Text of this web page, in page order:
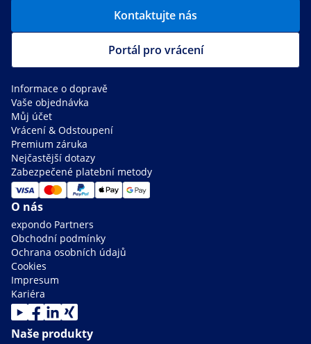
Kontaktujte nás
Portál pro vrácení
Informace o dopravě
Vaše objednávka
Můj účet
Vrácení & Odstoupení
Premium záruka
Nejčastější dotazy
Zabezpečené platební metody
O nás
expondo Partners
Obchodní podmínky
Ochrana osobních údajů
Cookies
Impresum
Kariéra
Naše produkty